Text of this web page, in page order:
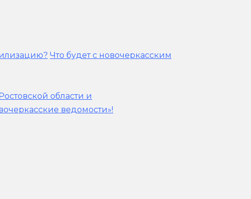
Что будет с новочеркасским
области и
ведомости»!